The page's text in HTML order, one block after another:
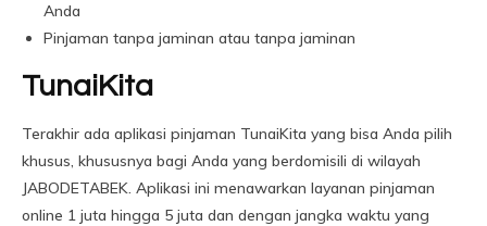
Anda
Pinjaman tanpa jaminan atau tanpa jaminan
TunaiKita
Terakhir ada aplikasi pinjaman TunaiKita yang bisa Anda pilih
khusus, khususnya bagi Anda yang berdomisili di wilayah
JABODETABEK. Aplikasi ini menawarkan layanan pinjaman
online 1 juta hingga 5 juta dan dengan jangka waktu yang